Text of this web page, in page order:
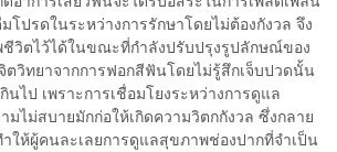
โปรดในระหว่างการรักษาโดยไม่ต้องกังวล จึง
วิตไว้ได้ในขณะที่กำลังปรับปรุงรูปลักษณ์ของ
ตวิทยาจากการฟอกสีฟันโดยไม่รู้สึกเจ็บปวดนั้น
นไป เพราะการเชื่อมโยงระหว่างการดูแล
ไม่สบายมักก่อให้เกิดความวิตกกังวล ซึ่งกลาย
ให้ผู้คนละเลยการดูแลสุขภาพช่องปากที่จำเป็น